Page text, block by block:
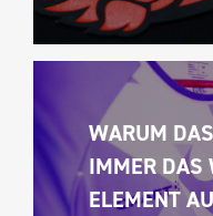
WARUM
IMMER DAS
ELEMENT